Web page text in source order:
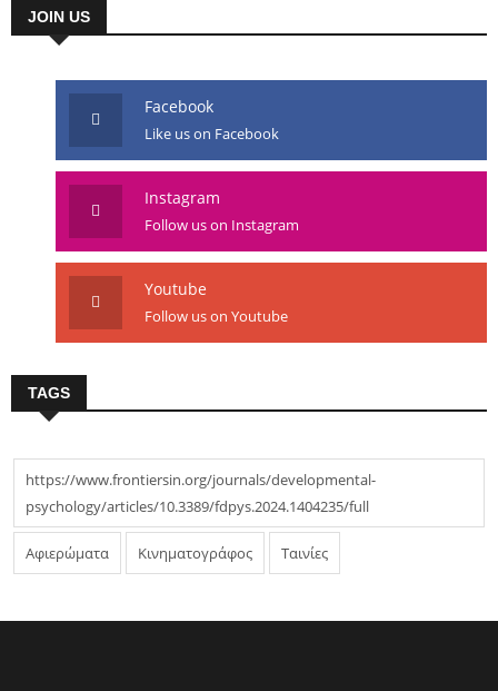
JOIN US
Facebook
Like us on Facebook
Instagram
Follow us on Instagram
Youtube
Follow us on Youtube
TAGS
https://www.frontiersin.org/journals/developmental-
psychology/articles/10.3389/fdpys.2024.1404235/full
Αφιερώματα Κινηματογράφος Ταινίες